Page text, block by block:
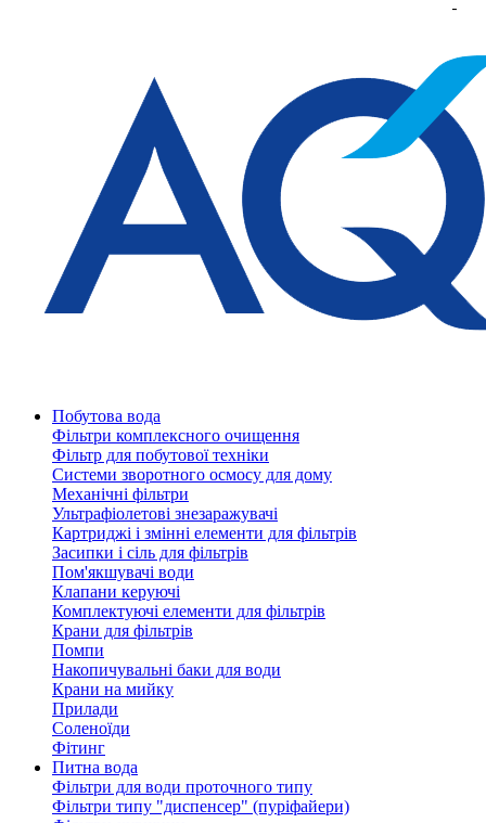
Побутова вода
Фільтри комплексного очищення
Фільтр для побутової техніки
Системи зворотного осмосу для дому
Механічні фільтри
Ультрафіолетові знезаражувачі
Картриджі і змінні елементи для фільтрів
Засипки і сіль для фільтрів
Пом'якшувачі води
Клапани керуючі
Комплектуючі елементи для фільтрів
Крани для фільтрів
Помпи
Накопичувальні баки для води
Крани на мийку
Прилади
Соленоїди
Фітинг
Питна вода
Фільтри для води проточного типу
Фільтри типу "диспенсер" (пуріфайери)